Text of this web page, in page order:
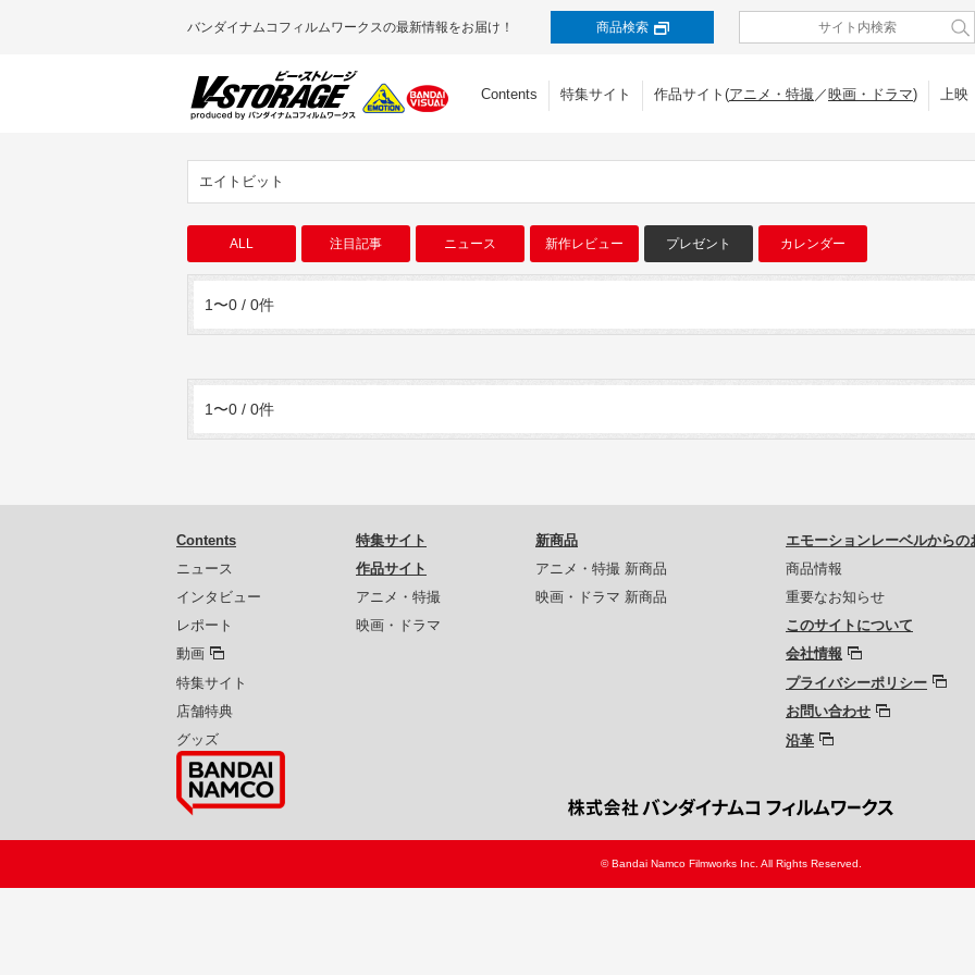
バンダイナムコフィルムワークスの最新情報をお届け！ 商品検索
Contents 特集サイト 作品サイト(アニメ・特撮／映画・ドラマ) 上映
エイトビット
ALL 注目記事 ニュース 新作レビュー プレゼント カレンダー
1〜0 / 0件
1〜0 / 0件
Contents
ニュース
インタビュー
レポート
動画
特集サイト
店舗特典
グッズ
特集サイト
作品サイト
アニメ・特撮
映画・ドラマ
新商品
アニメ・特撮 新商品
映画・ドラマ 新商品
エモーションレーベルからの
商品情報
重要なお知らせ
このサイトについて
会社情報
プライバシーポリシー
お問い合わせ
沿革
© Bandai Namco Filmworks Inc. All Rights Reserved.